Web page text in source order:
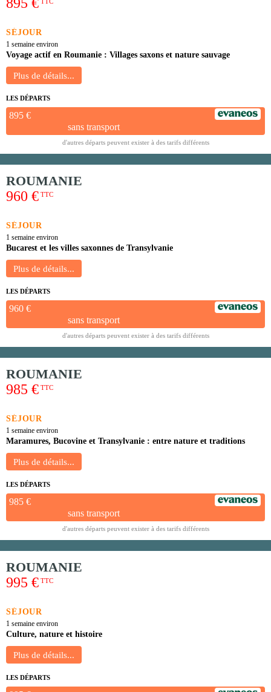
895 €
SÉJOUR
1 semaine environ
Voyage actif en Roumanie : Villages saxons et nature sauvage
LES DÉPARTS
895 €
sans transport
d'autres départs peuvent exister à des tarifs différents
ROUMANIE
960 € TTC
SÉJOUR
1 semaine environ
Bucarest et les villes saxonnes de Transylvanie
LES DÉPARTS
960 €
sans transport
d'autres départs peuvent exister à des tarifs différents
ROUMANIE
985 € TTC
SÉJOUR
1 semaine environ
Maramures, Bucovine et Transylvanie : entre nature et traditions
LES DÉPARTS
985 €
sans transport
d'autres départs peuvent exister à des tarifs différents
ROUMANIE
995 € TTC
SÉJOUR
1 semaine environ
Culture, nature et histoire
LES DÉPARTS